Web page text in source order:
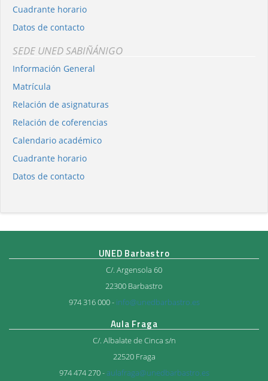
Cuadrante horario
Datos de contacto
SEDE UNED SABIÑÁNIGO
Información General
Matrícula
Relación de asignaturas
Relación de coferencias
Calendario académico
Cuadrante horario
Datos de contacto
UNED Barbastro
C/. Argensola 60
22300 Barbastro
974 316 000 - info@unedbarbastro.es
Aula Fraga
C/. Albalate de Cinca s/n
22520 Fraga
974 474 270 -aulafraga@unedbarbastro.es